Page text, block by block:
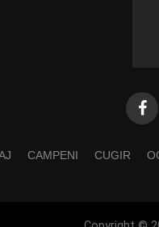
CAMPENI CUGIR